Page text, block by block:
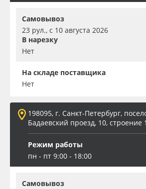
Самовывоз
23 рул., с 10 августа 2026
В нарезку
Нет
На складе поставщика
Нет
198095, г. Санкт-Петербург,
Бадаевский проезд, 10, строение 1
Режим работы
пн - пт 9:00 - 18:00
Самовывоз